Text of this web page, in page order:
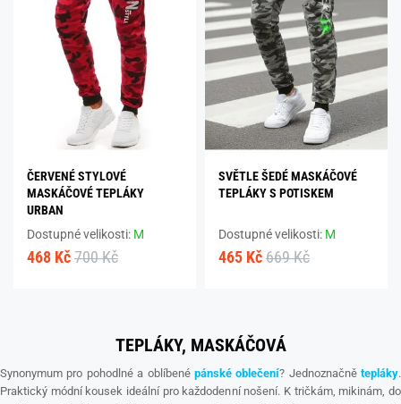
ČERVENÉ STYLOVÉ
MASKÁČOVÉ TEPLÁKY
URBAN
Dostupné velikosti: M
468 Kč 700 Kč
SVĚTLE ŠEDÉ MASKÁČOVÉ
TEPLÁKY S POTISKEM
Dostupné velikosti: M
465 Kč 669 Kč
TEPLÁKY, MASKÁČOVÁ
Synonymum pro pohodlné a oblíbené pánské oblečení? Jednoznačně tepláky.
Praktický módní kousek ideální pro každodenní nošení. K tričkám, mikinám, do